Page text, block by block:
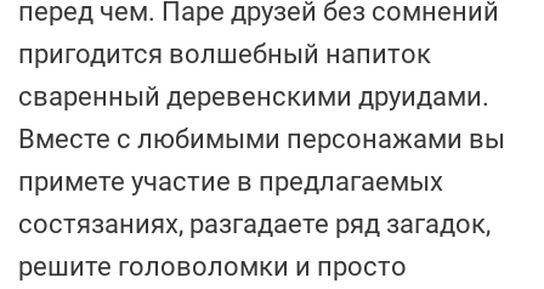
перед чем. Паре друзей без сомнений
пригодится волшебный напиток
сваренный деревенскими друидами.
Вместе с любимыми персонажами вы
примете участие в предлагаемых
состязаниях, разгадаете ряд загадок,
решите головоломки и просто